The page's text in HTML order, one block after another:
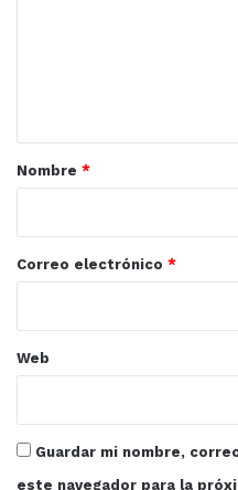
alguna enfermedad como
r
*
Nombre *
Correo electrónico *
Web
Guardar mi nombre,
este navegador para la